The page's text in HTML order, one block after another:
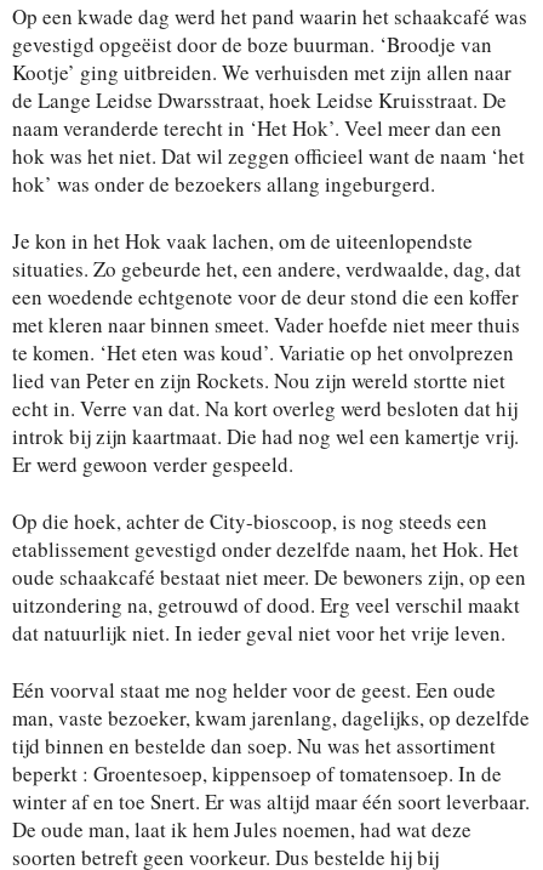
Op een kwade dag werd het pand waarin het schaakcafé was
gevestigd opgeëist door de boze buurman. ‘Broodje van
Kootje’ ging uitbreiden. We verhuisden met zijn allen naar
de Lange Leidse Dwarsstraat, hoek Leidse Kruisstraat. De
naam veranderde terecht in ‘Het Hok’. Veel meer dan een
hok was het niet. Dat wil zeggen officieel want de naam ‘het
hok’ was onder de bezoekers allang ingeburgerd.
Je kon in het Hok vaak lachen, om de uiteenlopendste
situaties. Zo gebeurde het, een andere, verdwaalde, dag, dat
een woedende echtgenote voor de deur stond die een koffer
met kleren naar binnen smeet. Vader hoefde niet meer thuis
te komen. ‘Het eten was koud’. Variatie op het onvolprezen
lied van Peter en zijn Rockets. Nou zijn wereld stortte niet
echt in. Verre van dat. Na kort overleg werd besloten dat hij
introk bij zijn kaartmaat. Die had nog wel een kamertje vrij.
Er werd gewoon verder gespeeld.
Op die hoek, achter de City-bioscoop, is nog steeds een
etablissement gevestigd onder dezelfde naam, het Hok. Het
oude schaakcafé bestaat niet meer. De bewoners zijn, op een
uitzondering na, getrouwd of dood. Erg veel verschil maakt
dat natuurlijk niet. In ieder geval niet voor het vrije leven.
Eén voorval staat me nog helder voor de geest. Een oude
man, vaste bezoeker, kwam jarenlang, dagelijks, op dezelfde
tijd binnen en bestelde dan soep. Nu was het assortiment
beperkt : Groentesoep, kippensoep of tomatensoep. In de
winter af en toe Snert. Er was altijd maar één soort leverbaar.
De oude man, laat ik hem Jules noemen, had wat deze
soorten betreft geen voorkeur. Dus bestelde hij bij